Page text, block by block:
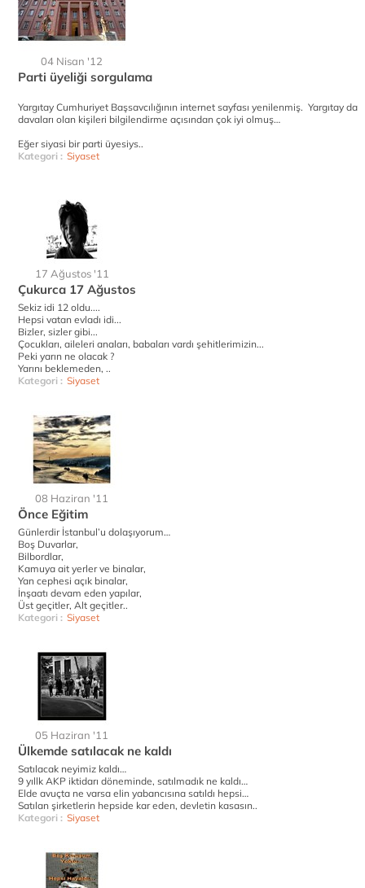
04 Nisan '12
Parti üyeliği sorgulama
Yargıtay Cumhuriyet Başsavcılığının internet sayfası yenilenmiş. Yargıtay da
davaları olan kişileri bilgilendirme açısından çok iyi olmuş…
Eğer siyasi bir parti üyesiys..
Kategori : Siyaset
17 Ağustos '11
Çukurca 17 Ağustos
Sekiz idi 12 oldu....
Hepsi vatan evladı idi...
Bizler, sizler gibi...
Çocukları, aileleri anaları, babaları vardı şehitlerimizin...
Peki yarın ne olacak ?
Yarını beklemeden, ..
Kategori : Siyaset
08 Haziran '11
Önce Eğitim
Günlerdir İstanbul’u dolaşıyorum…
Boş Duvarlar,
Bilbordlar,
Kamuya ait yerler ve binalar,
Yan cephesi açık binalar,
İnşaatı devam eden yapılar,
Üst geçitler, Alt geçitler..
Kategori : Siyaset
05 Haziran '11
Ülkemde satılacak ne kaldı
Satılacak neyimiz kaldı…
9 yıllk AKP iktidarı döneminde, satılmadık ne kaldı…
Elde avuçta ne varsa elin yabancısına satıldı hepsi…
Satılan şirketlerin hepside kar eden, devletin kasasın..
Kategori : Siyaset